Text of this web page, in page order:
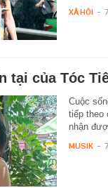
XÃ HỘI -
tại của Tóc
Cuộc
tiếp theo
nhận
MUSIK -